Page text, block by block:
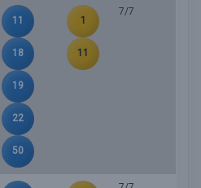
11
18
19
22
50
1
11
7/7